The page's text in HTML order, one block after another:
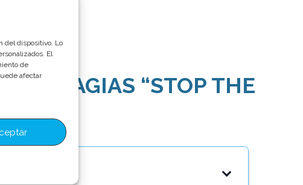
del dispositivo. Lo
El
de
afectar
“STOP THE